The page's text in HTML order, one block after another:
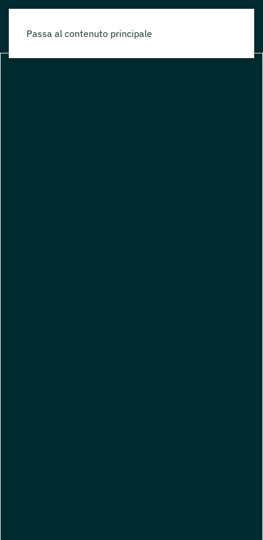
Passa al contenuto principale